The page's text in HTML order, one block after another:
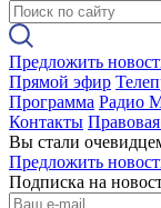
Предложить
Прямой эфир
Программа Радио
Контакты
Вы стали
Предложить
Подписка на